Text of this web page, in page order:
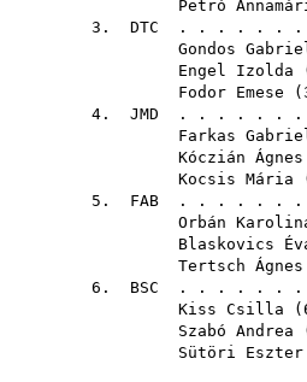
Petró
3. DTC . . . . . . .
Gondos
Engel Izolda
Fodor Emese (
4. JMD . . . . . . . .
Farkas
Kóczián Ágnes
Kocsis Mária
5. FAB . . . . . . . .
Orbán
Blaskovics
Tertsch Ágnes
6. BSC . . . . . . . .
Kiss Csilla (
Szabó Andrea
Sütöri Eszter